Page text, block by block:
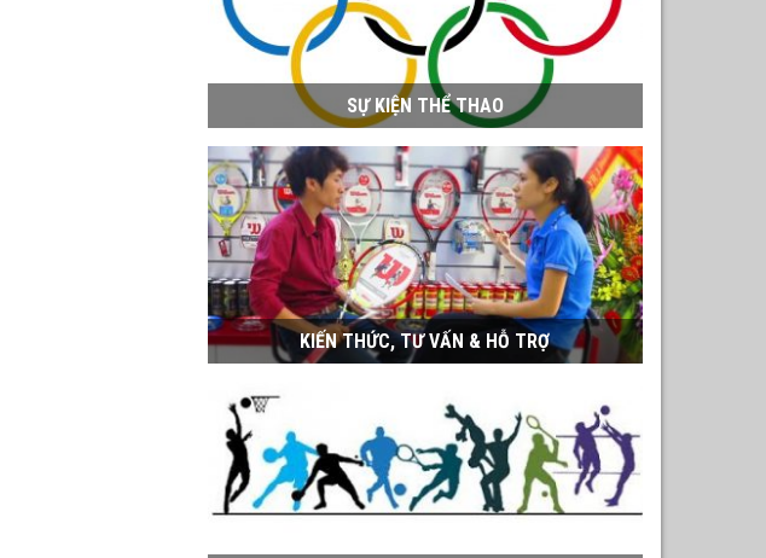
SỰ KIỆN THỂ THAO
KIẾN THỨC, TƯ VẤN & HỖ TRỢ